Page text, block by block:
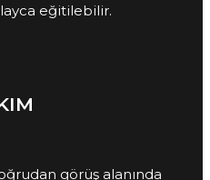
eğitilebilir.
görüş alanında